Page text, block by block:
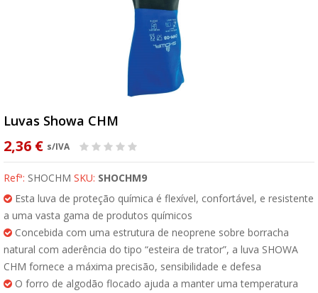
Luvas Showa CHM
2,36 € s/IVA
Refª: SHOCHM SKU: SHOCHM9
Esta luva de proteção química é flexível, confortável, e resistente
a uma vasta gama de produtos químicos
Concebida com uma estrutura de neoprene sobre borracha
natural com aderência do tipo “esteira de trator”, a luva SHOWA
CHM fornece a máxima precisão, sensibilidade e defesa
O forro de algodão flocado ajuda a manter uma temperatura